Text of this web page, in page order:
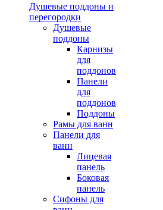
Душевые поддоны и
перегородки
Душевые
поддоны
Карнизы
для
поддонов
Панели
для
поддонов
Поддоны
Рамы для ванн
Панели для
ванн
Лицевая
панель
Боковая
панель
Сифоны для